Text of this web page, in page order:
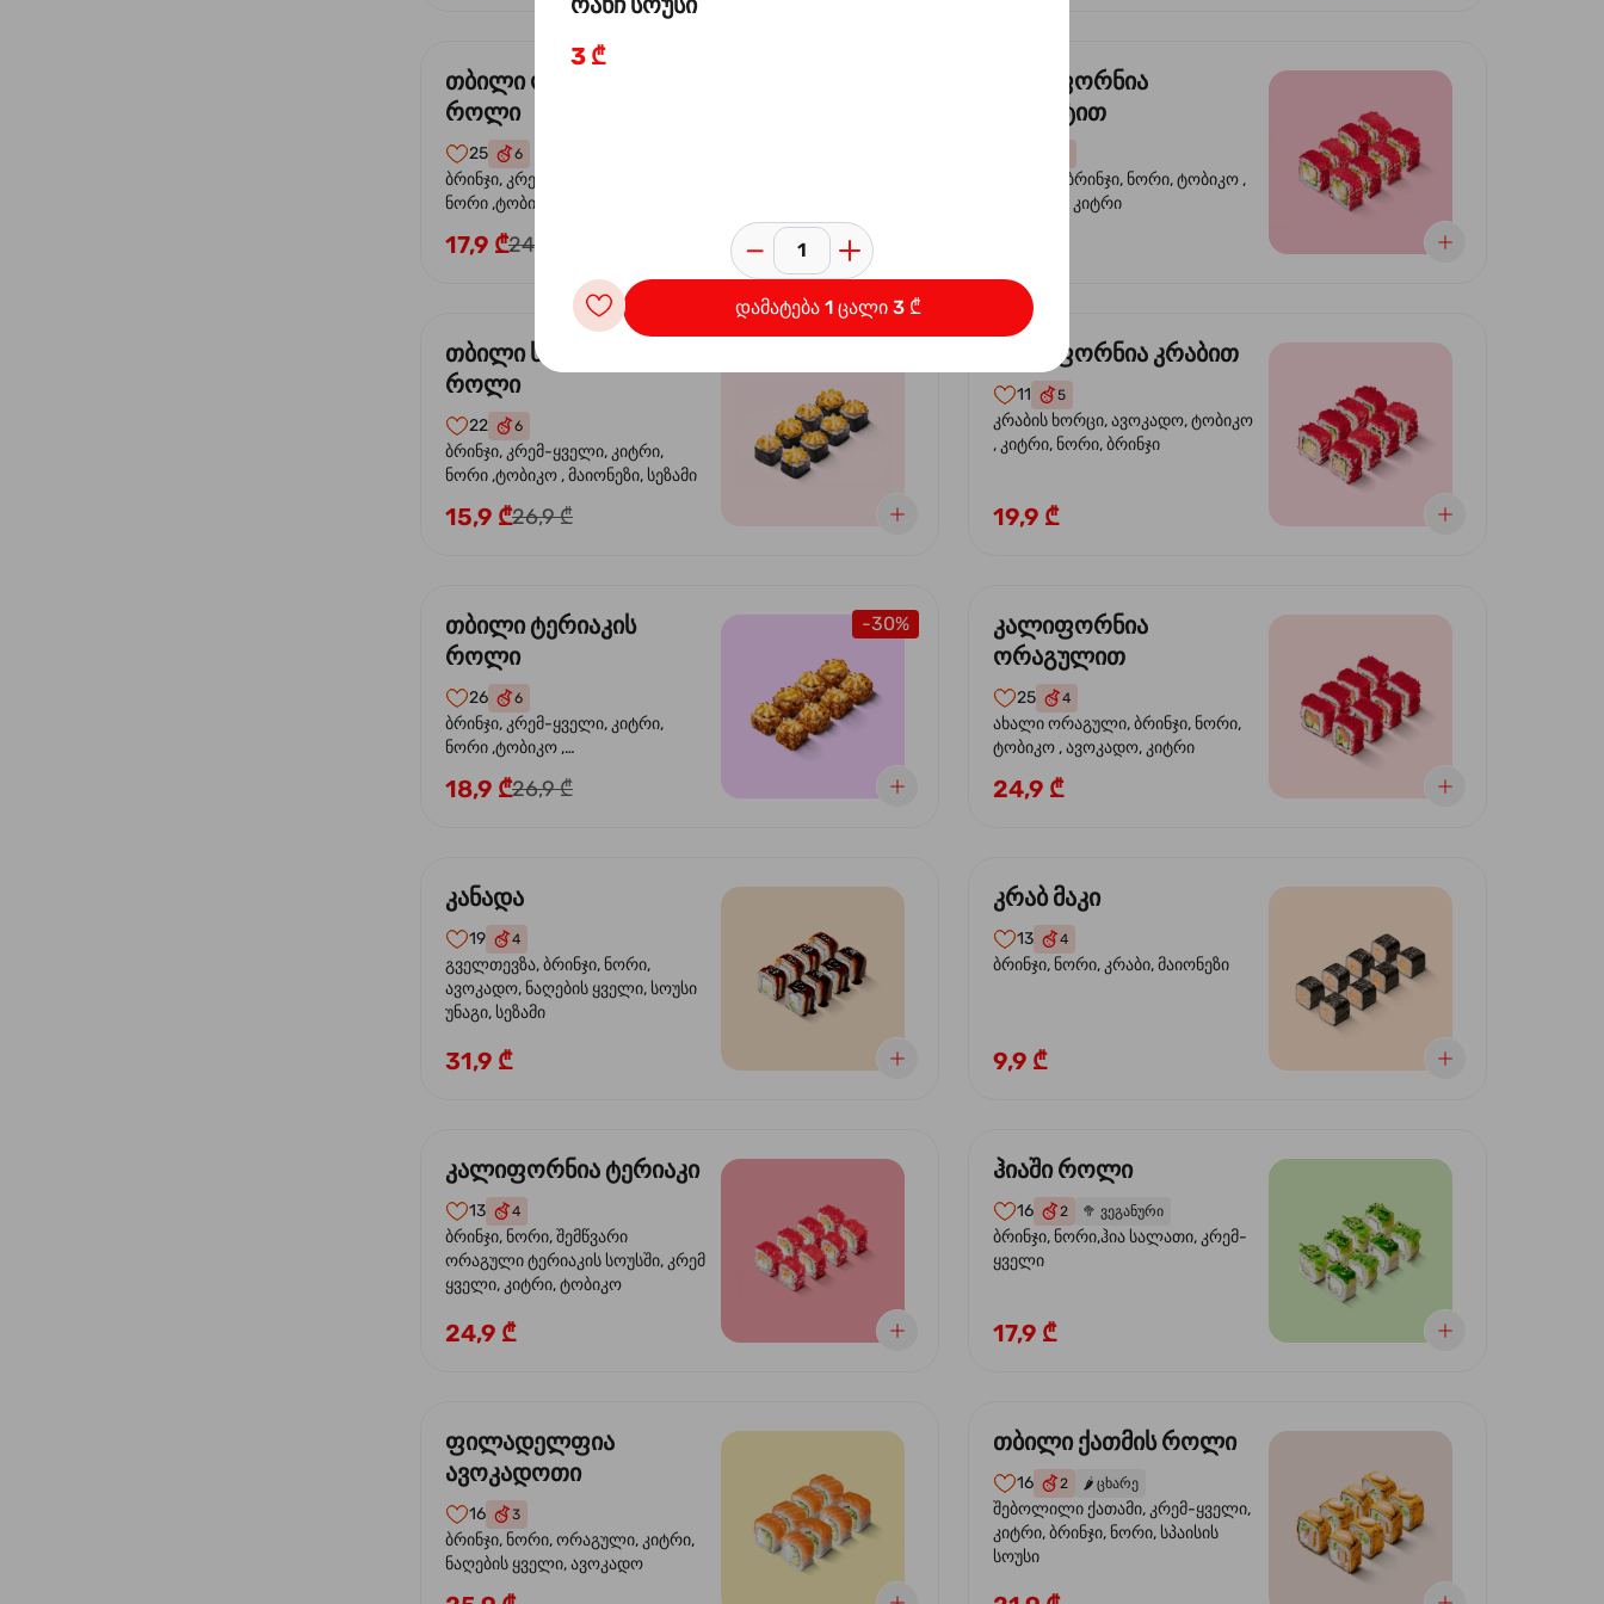
თბილი ორაგულის
როლი
25 6
ბრინჯი, კრემ-ყველი, კიტრი,
ნორი ,ტობიკო , მაიონეზი,
ფოთოლი
17,9 ₾24,9 ₾
კალიფორნია
კრევეტით
კრევეტი, ბრინჯი, ნორი, ტობიკო ,
ავოკადო, კიტრი
თბილი სიყვარული
როლი
22 6
ბრინჯი, კრემ-ყველი, კიტრი,
ნორი ,ტობიკო , მაიონეზი, სეზამი
15,9 ₾26,9 ₾
კალიფორნია კრაბით
11 5
კრაბის ხორცი, ავოკადო, ტობიკო
, კიტრი, ნორი, ბრინჯი
19,9 ₾
-30%
თბილი ტერიაკის
როლი
26 6
ბრინჯი, კრემ-ყველი, კიტრი,
ნორი ,ტობიკო ,
სეზამი, ტერიაკის სოუსი
18,9 ₾26,9 ₾
კალიფორნია
ორაგულით
25 4
ახალი ორაგული, ბრინჯი, ნორი,
ტობიკო , ავოკადო, კიტრი
24,9 ₾
კანადა
19 4
გველთევზა, ბრინჯი, ნორი,
ავოკადო, ნაღების ყველი, სოუსი
უნაგი, სეზამი
31,9 ₾
კრაბ მაკი
13 4
ბრინჯი, ნორი, კრაბი, მაიონეზი
9,9 ₾
კალიფორნია ტერიაკი
13 4
ბრინჯი, ნორი, შემწვარი
ორაგული ტერიაკის სოუსში, კრემ
ყველი, კიტრი, ტობიკო
24,9 ₾
ჰიაში როლი
16 2 🥦 ვეგანური
ბრინჯი, ნორი,ჰია სალათი, კრემ-
ყველი
17,9 ₾
ფილადელფია
ავოკადოთი
16 3
ბრინჯი, ნორი, ორაგული, კიტრი,
ნაღების ყველი, ავოკადო
თბილი ქათმის როლი
16 2 🌶️ ცხარე
შებოლილი ქათამი, კრემ-ყველი,
კიტრი, ბრინჯი, ნორი, სპაისის
სოუსი
3 ₾
დამატება 1 ცალი 3 ₾